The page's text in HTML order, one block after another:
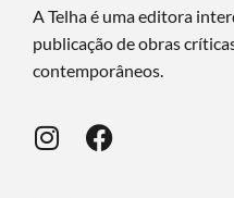
A Telha é uma editora
publicação de obras
contemporâneos.